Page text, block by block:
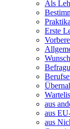
Als
Praktika
Erste
aus
aus
aus